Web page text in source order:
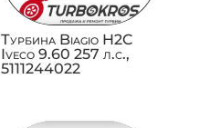
Турбина Biagio H2C
Iveco 9.60 257 л.с.,
5111244022